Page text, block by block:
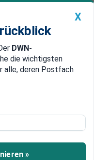
Premium
China
im
X
DWN-
die wichtigsten
alle, deren Postfach
»